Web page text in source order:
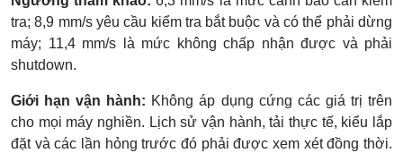
tra; 8,9 mm/s yêu cầu kiểm tra bắt buộc và có thể phải dừng
máy; 11,4 mm/s là mức không chấp nhận được và phải
shutdown.
Giới hạn vận hành: Không áp dụng cứng các giá trị trên
cho mọi máy nghiền. Lịch sử vận hành, tải thực tế, kiểu lắp
đặt và các lần hỏng trước đó phải được xem xét đồng thời.